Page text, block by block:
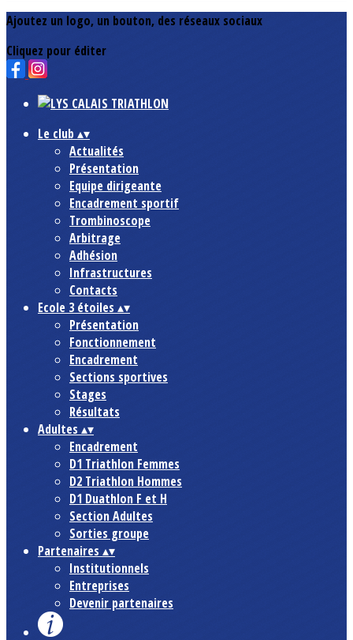
Ajoutez un logo, un bouton, des réseaux sociaux
Cliquez pour éditer
Le club ▴▾
Actualités
Présentation
Equipe dirigeante
Encadrement sportif
Trombinoscope
Arbitrage
Adhésion
Infrastructures
Contacts
Ecole 3 étoiles ▴▾
Présentation
Fonctionnement
Encadrement
Sections sportives
Stages
Résultats
Adultes ▴▾
Encadrement
D1 Triathlon Femmes
D2 Triathlon Hommes
D1 Duathlon F et H
Section Adultes
Sorties groupe
Partenaires ▴▾
Institutionnels
Entreprises
Devenir partenaires